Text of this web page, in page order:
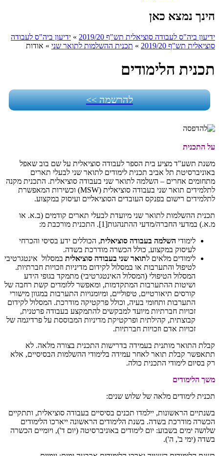
הינך נמצא כאן
ידיעון ביה"ס לעבודה סוציאלית תש"ף 2019/20 » ידיעון ביה"ס לעבודה
סוציאלית תש"ף 2019/20
» תכנית ההשלמות לתואר שני » אודות
תכנית הלימודים
להרשמה >>
על התכנית
משנת תשע"ד מציע בית הספר לעבודה סוציאלית על שם בוב שאפל
באוניברסיטת תל אביב תכנית לימודים לתואר שני לבעלי תארים
מתחומים אחרים – השלמה לתואר שני בעבודה סוציאלית. התכנית מקנה
לתלמידים תואר שני בעבודה סוציאלית (MSW) וכשירות המאפשרת
לתלמידים רישום בפנקס העובדים הסוציאליים ועיסוק במקצוע.
תכנית ההשלמות לתואר שני מיועדת לבעלי תארים קודמים (ב.א. או
מ.א.) במדעי החברה/מדעי ההתנהגות[1]. התכנית מורכבת מ:
לימודי השלמה בעבודה סוציאלית, הכוללים ידע בסיסי והכרחי
לעיסוק במקצוע, כולל הכשרה מודרכת בשדה.
לימודים מלאים לתואר שני בעבודה סוציאלית במסלול אינטגרטיבי
לטיפול והתערבות או במסלול לקידום מדיניות וזכויות חברתיות.
המסלול הטיפולי (המסלול האינטגרטיבי) מתמקד בגופי הידע
ושיטות ההתערבות המתקדמות, ומאפשר ללומדים קשת רחבה של
קורסים תיאורטיים, טיפוליים, ומיומנויות התערבות במגוון מישורי
התערבות ותחומי בעיה, וכולל פרקטיקה מודרכת. המסלול לקידום
זכויות חברתיות מיועד למבקשים להתמקצע בעבודה פרטנית,
קבוצתית, קהילתית ופרקטיקת מדיניות המבוססת על פרדיגמה של
זכויות אדם וזכויות חברתיות.
קבלת התואר מותנית בעמידה בדרישות התכנית בצורה מלאה. לא
תתאפשר קבלת תואר לאחר עמידה בלימודי ההשלמות הבסיסיים, אלא
רק בסיום לימודי התכנית כולה.
משך הלימודים
תכנית לימודים מלאה של שלוש שנים:
בשנתיים הראשונות, יילמדו תכנים בסיסיים בעבודה סוציאלית, ותתקיים
הכשרה מודרכת בשדה. בשנת הלימודים הראשונה ייארכו הלימודים
שלושה ימים בשבוע: יום לימודים באוניברסיטה (יום ד'), ויומיים הכשרה
בשדה (ימי ב', ה').